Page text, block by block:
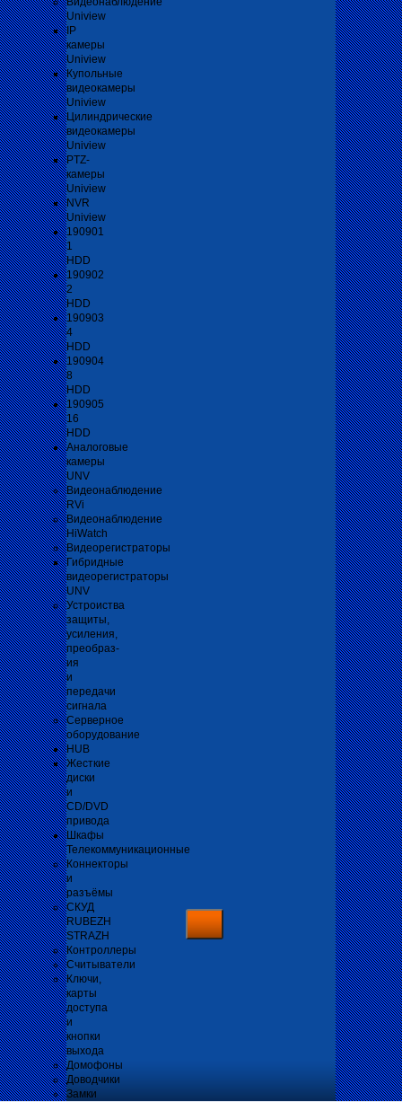
Uniview
IP
камеры
Uniview
Купольные
видеокамеры
Uniview
Цилиндрические
видеокамеры
Uniview
PTZ-
камеры
Uniview
NVR
Uniview
190901
1
HDD
190902
2
HDD
190903
4
HDD
190904
8
HDD
190905
16
HDD
Аналоговые
камеры
UNV
Видеонаблюдение
RVi
Видеонаблюдение
HiWatch
Видеорегистраторы
Гибридные
видеорегистраторы
UNV
Устроиства
защиты,
усиления,
преобраз-
ия
и
передачи
сигнала
Серверное
оборудование
HUB
Жесткие
диски
и
CD/DVD
привода
Шкафы
Телекоммуникационные
Коннекторы
и
разъёмы
СКУД
RUBEZH
STRAZH
Контроллеры
Считыватели
Ключи,
карты
доступа
и
кнопки
выхода
Домофоны
Доводчики
Замки